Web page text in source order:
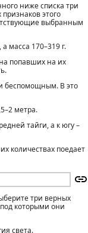
ниже списка три
этого
выбранным
масса 170–319 г.
попавших на их
беспомощным. В это
метра.
тайги, а к югу –
количествах поедает
три верных
которыми они
света.